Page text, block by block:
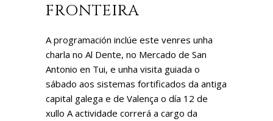
FRONTEIRA
A programación inclúe este venres unha
charla no Al Dente, no Mercado de San
Antonio en Tui, e unha visita guiada o
sábado aos sistemas fortificados da antiga
capital galega e de Valença o día 12 de
xullo A actividade correrá a cargo da